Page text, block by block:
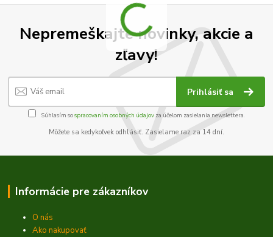
Nepremeškajte novinky, akcie a
zľavy!
Prihlásiť sa
Súhlasím sospracovaním osobných údajov za účelom zasielania newslettera.
Môžete sa kedykoľvek odhlásiť. Zasielame raz za 14 dní.
Informácie pre zákazníkov
O nás
Ako nakupovať